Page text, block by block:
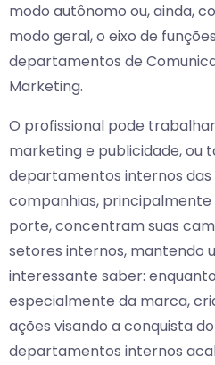
modo autônomo ou, ainda,
modo geral, o eixo de
departamentos de
Marketing.
O profissional pode
marketing e publicidade, ou
departamentos internos das
companhias, principalmente
porte, concentram suas
setores internos, mantendo
interessante saber:
especialmente da marca,
ações visando a conquista
departamentos internos